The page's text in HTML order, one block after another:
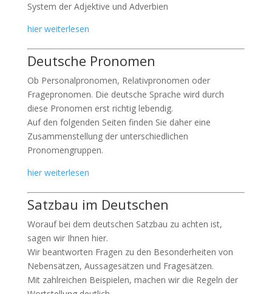
System der Adjektive und Adverbien
hier weiterlesen
Deutsche Pronomen
Ob Personalpronomen, Relativpronomen oder
Fragepronomen. Die deutsche Sprache wird durch
diese Pronomen erst richtig lebendig.
Auf den folgenden Seiten finden Sie daher eine
Zusammenstellung der unterschiedlichen
Pronomengruppen.
hier weiterlesen
Satzbau im Deutschen
Worauf bei dem deutschen Satzbau zu achten ist,
sagen wir Ihnen hier.
Wir beantworten Fragen zu den Besonderheiten von
Nebensätzen, Aussagesätzen und Fragesätzen.
Mit zahlreichen Beispielen, machen wir die Regeln der